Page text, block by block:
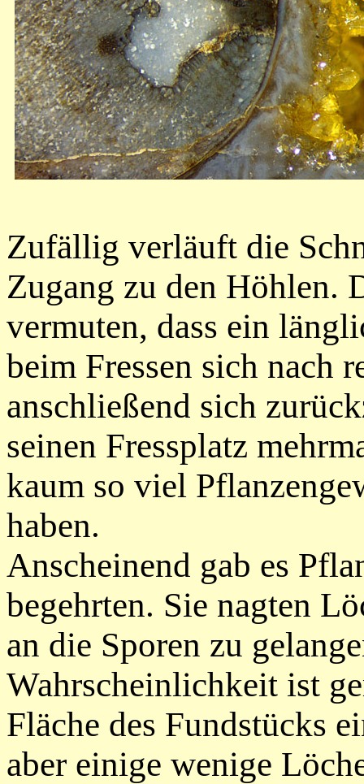
Zufällig verläuft die
Zugang zu den Höhlen.
vermuten, dass ein
beim Fressen sich nach
anschließend sich
seinen Fressplatz
kaum so viel
haben.
Anscheinend gab es
begehrten. Sie nagten
an die Sporen zu
Wahrscheinlichkeit ist
Fläche des Fundstücks
aber einige wenige